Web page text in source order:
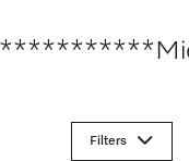
Filters